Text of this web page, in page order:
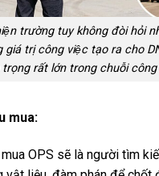
trường tuy không đòi hỏi
giá trị công việc tạo ra cho
trọng rất lớn trong chuỗi công
mua:
OPS sẽ là người tìm